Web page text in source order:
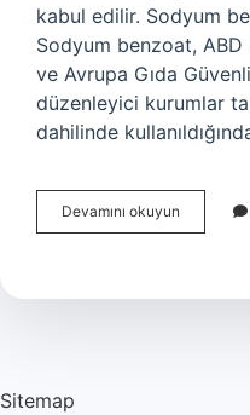
kabul edilir. Sodyum
Sodyum benzoat, ABD
ve Avrupa Gıda
düzenleyici kurumlar
dahilinde
Devamını okuyun
Benzoate
Sitemap